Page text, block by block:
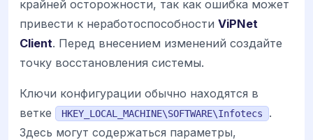
крайней осторожности, так как ошибка может
привести к неработоспособности ViPNet
Client. Перед внесением изменений создайте
точку восстановления системы.
Ключи конфигурации обычно находятся в
ветке
HKEY_LOCAL_MACHINE\SOFTWARE\Infotecs
.
Здесь могут содержаться параметры,